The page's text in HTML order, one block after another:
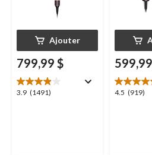
Ajouter
799,99 $
3.9 (1491)
3.9
4.5 (919)
4.5